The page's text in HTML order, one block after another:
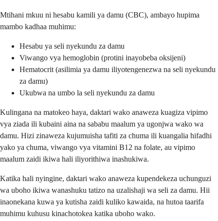
Mtihani mkuu ni hesabu kamili ya damu (CBC), ambayo hupima
mambo kadhaa muhimu:
Hesabu ya seli nyekundu za damu
Viwango vya hemoglobin (protini inayobeba oksijeni)
Hematocrit (asilimia ya damu iliyotengenezwa na seli nyekundu
za damu)
Ukubwa na umbo la seli nyekundu za damu
Kulingana na matokeo haya, daktari wako anaweza kuagiza vipimo
vya ziada ili kubaini aina na sababu maalum ya ugonjwa wako wa
damu. Hizi zinaweza kujumuisha tafiti za chuma ili kuangalia hifadhi
yako ya chuma, viwango vya vitamini B12 na folate, au vipimo
maalum zaidi ikiwa hali iliyorithiwa inashukiwa.
Katika hali nyingine, daktari wako anaweza kupendekeza uchunguzi
wa uboho ikiwa wanashuku tatizo na uzalishaji wa seli za damu. Hii
inaonekana kuwa ya kutisha zaidi kuliko kawaida, na hutoa taarifa
muhimu kuhusu kinachotokea katika uboho wako.